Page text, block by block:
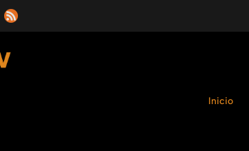
Inicio